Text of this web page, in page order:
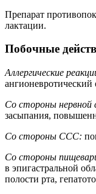
Препарат
лактации.
Побочные
Аллергические
ангионевротический
Со стороны нервной
засыпания,
Со стороны ССС:
Со стороны
в эпигастральной
полости рта,